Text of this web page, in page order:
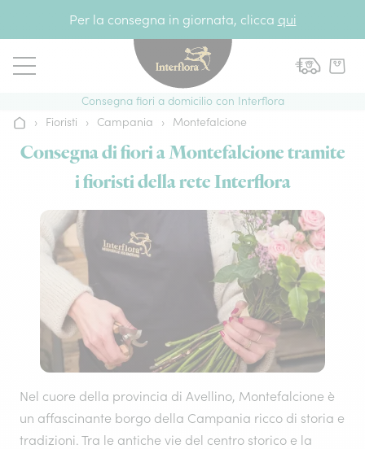
Per la consegna in giornata, clicca qui
Consegna fiori a domicilio con Interflora
Home› Fioristi › Campania › Montefalcione
Consegna di fiori a Montefalcione tramite
i fioristi della rete Interflora
Nel cuore della provincia di Avellino, Montefalcione è
un affascinante borgo della Campania ricco di storia e
tradizioni. Tra le antiche vie del centro storico e la